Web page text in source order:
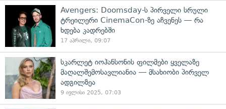
Avengers: Doomsday-ს პირველი სრული
ტრეილერი CinemaCon-ზე აჩვენეს — რა
ხდება კადრებში
17 აპრილი, 09:07
სკარლეტ იოჰანსონის ფილმები ყველაზე
მაღალშემოსავლიანია — მსახიობი პირველ
ადგილზეა
9 ივლისი 2025, 07:03